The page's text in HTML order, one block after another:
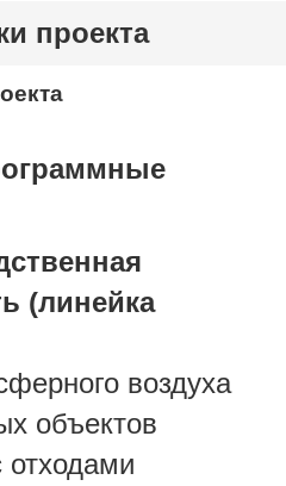
проекта
(линейка
воздуха
объектов